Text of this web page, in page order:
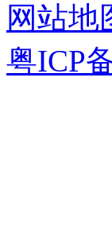
网站地
粤ICP